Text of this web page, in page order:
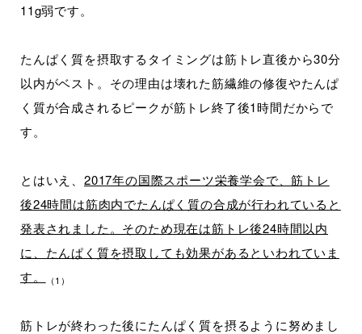
11g弱です。
たんぱく質を摂取するタイミングは筋トレ直後から30分
以内がベスト。その理由は壊れた筋繊維の修復やたんぱ
く質が合成されるピークが筋トレ終了後1時間だからで
す。
とはいえ、 2017年の国際スポーツ栄養学会で、筋トレ
後24時間は筋肉内でたんぱく質の合成が行われていると
発表されました。そのため現在は筋トレ後24時間以内
に、たんぱく質を摂取しても効果があるといわれていま
す。
（1）
筋トレが終わった後にたんぱく質を摂るように努めまし